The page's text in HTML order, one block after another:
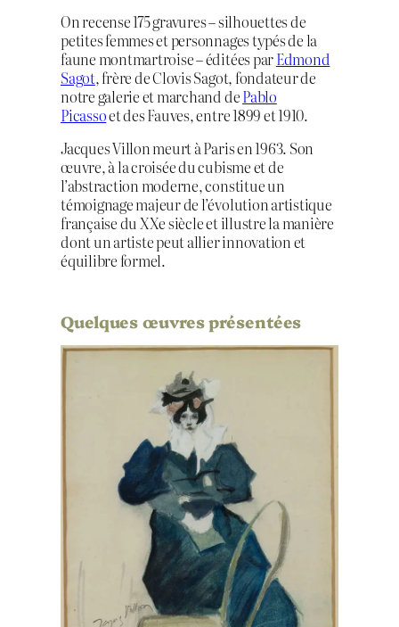
On recense 175 gravures – silhouettes de
petites femmes et personnages typés de la
faune montmartroise – éditées parEdmond
Sagot, frère de Clovis Sagot, fondateur de
notre galerie et marchand dePablo
Picassoet des Fauves, entre 1899 et 1910.
Jacques Villon meurt à Paris en 1963. Son
œuvre, à la croisée du cubisme et de
l’abstraction moderne, constitue un
témoignage majeur de l’évolution artistique
française du XXe siècle et illustre la manière
dont un artiste peut allier innovation et
équilibre formel.
Quelques œuvres présentées